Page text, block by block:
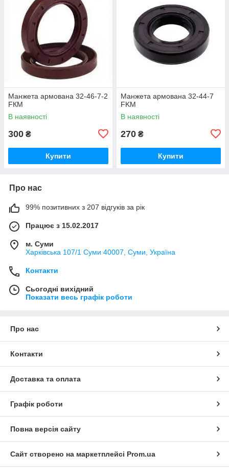
Манжета армована 32-46-7-2
FКM
В наявності
300 ₴
Купити
Манжета армована 32-44-7
FKM
В наявності
270 ₴
Купити
Про нас
99% позитивних з 207 відгуків за рік
Працює з 15.02.2017
м. Суми
Харківська 107/1 Суми 40007, Суми, Україна
Контакти
Сьогодні вихідний
Показати весь графік роботи
Про нас
Контакти
Доставка та оплата
Графік роботи
Повна версія сайту
Сайт створено на маркетплейсі Prom.ua